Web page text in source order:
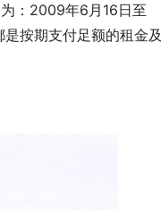
：2009年6月16日至
按期支付足额的租金及